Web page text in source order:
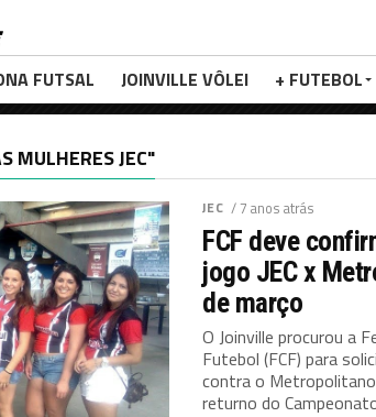
FUTSAL JOINVILLE VÔLEI + FUTEBOL
MULHERES JEC"
JEC / 7 anos atrás
FCF deve
jogo JEC x
de março
O Joinville procurou a
Futebol (FCF) para
contra o
returno do